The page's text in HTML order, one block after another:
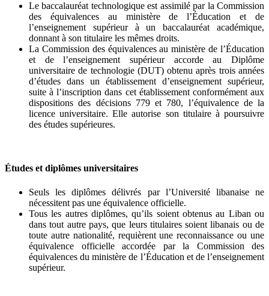
Le baccalauréat technologique est assimilé par la Commission
des équivalences au ministère de l’Éducation et de
l’enseignement supérieur à un baccalauréat académique,
donnant à son titulaire les mêmes droits.
La Commission des équivalences au ministère de l’Éducation
et de l’enseignement supérieur accorde au Diplôme
universitaire de technologie (DUT) obtenu après trois années
d’études dans un établissement d’enseignement supérieur,
suite à l’inscription dans cet établissement conformément aux
dispositions des décisions 779 et 780, l’équivalence de la
licence universitaire. Elle autorise son titulaire à poursuivre
des études supérieures.
Études et diplômes universitaires
Seuls les diplômes délivrés par l’Université libanaise ne
nécessitent pas une équivalence officielle.
Tous les autres diplômes, qu’ils soient obtenus au Liban ou
dans tout autre pays, que leurs titulaires soient libanais ou de
toute autre nationalité, requièrent une reconnaissance ou une
équivalence officielle accordée par la Commission des
équivalences du ministère de l’Éducation et de l’enseignement
supérieur.